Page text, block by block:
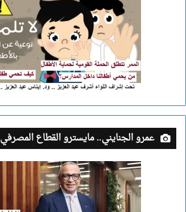
عمرو الجنايني.. مايسترو القطاع المصرفي